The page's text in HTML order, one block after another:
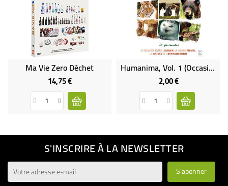
Ma Vie Zero Déchet
14,75 €Prix
Humanima, Vol. 1 (occasion)
2,00 €Prix
S'INSCRIRE À LA NEWSLETTER